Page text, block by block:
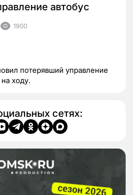
автобус
1900
потерявший управление
ходу.
сетях: